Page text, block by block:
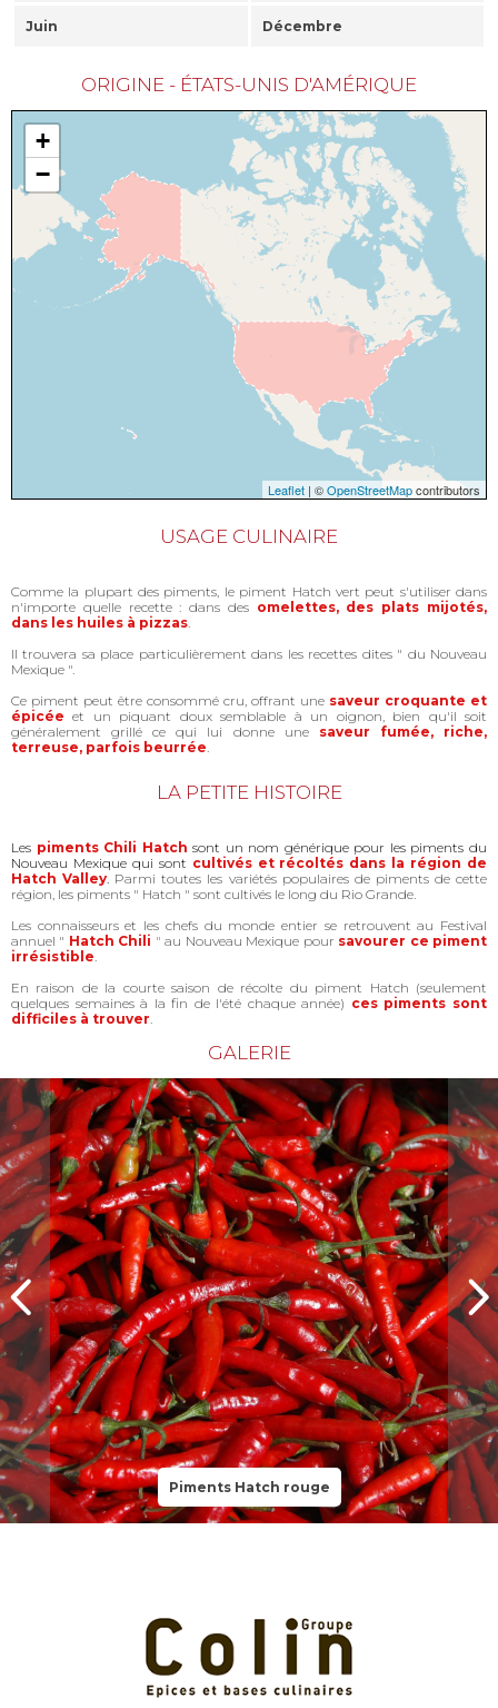
Juin Décembre
ORIGINE - ÉTATS-UNIS D'AMÉRIQUE
+
−
Leaflet | ©OpenStreetMapcontributors
USAGE CULINAIRE
Comme la plupart des piments, le piment Hatch vert peut s'utiliser dans
n'importe quelle recette : dans des omelettes, des plats mijotés,
dans les huiles à pizzas
Il trouvera sa place particulièrement dans les recettes dites " du Nouveau
Mexique ".
Ce piment peut être consommé cru, offrant une saveur croquante et
épicée et un piquant doux semblable à un oignon, bien qu'il soit
généralement grillé ce qui lui donne une
saveur fumée, riche,
terreuse, parfois beurrée
LA PETITE HISTOIRE
Les piments Chili Hatch sont un nom générique pour les piments du
Nouveau Mexique qui sont cultivés et récoltés dans la région de
Hatch Valley. Parmi toutes les variétés populaires de piments de cette
région, les piments " Hatch " sont cultivés le long du Rio Grande.
Les connaisseurs et les chefs du monde entier se retrouvent au Festival
annuel " Hatch Chili " au Nouveau Mexique pour savourer ce piment
irrésistible.
En raison de la courte saison de récolte du piment Hatch (seulement
quelques semaines à la fin de l'été chaque année) ces piments sont
difficiles à trouver.
GALERIE
Piments Hatch rouge